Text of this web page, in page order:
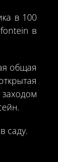
в 100
в
общая
саду.